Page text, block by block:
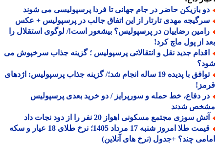
بازیکن حاضر در جام جهانی تا فردا پرسپولیسی می شوند
مهدی تارتار از این اتفاق جالب در پرسپولیس + عکس
رضاییان در پرسپولیس؟ بیشعور است!/ لوگوی استقلال را
از پول ماچ کرد!
جدید نقل و انتقالاتی پرسپولیس ؛ گزینه جذاب سرخپوش می
توافق با پدیده 19 ساله انجام شد؛/ گزینه جذاب پرسپولیس: اژدهای
دفاع، خط حمله و سورپرایز / دو خرید بعدی پرسپولیس
شدند
سوزی مجتمع مسکونی اهواز 20 نفر را از دود نجات داد
قیمت طلا امروز شنبه 17 مرداد 1405؛ نرخ طلای 18 عیار و سکه
چند؟ +جدول (نرخ های آنلاین)